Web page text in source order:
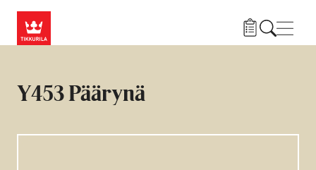
Y453 Päärynä